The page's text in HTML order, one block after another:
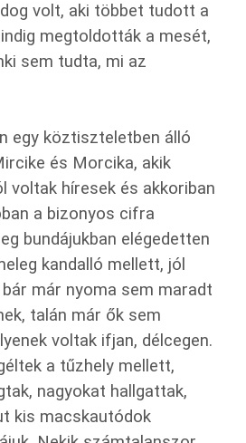
volt, aki többet tudott a
megtoldották a mesét,
sem tudta, mi az
egy köztiszteletben álló
és Morcika, akik
voltak híresek és akkoriban
a bizonyos cifra
bundájukban elégedetten
kandalló mellett, jól
már nyoma sem maradt
talán már ők sem
voltak ifjan, délcegen.
a tűzhely mellett,
nagyokat hallgattak,
kis macskautódok